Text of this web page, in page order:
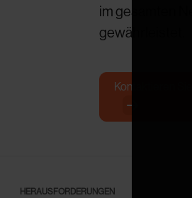
im gesamten
gewährleistet.
Kontaktieren
HERAUSFORDERUNGEN